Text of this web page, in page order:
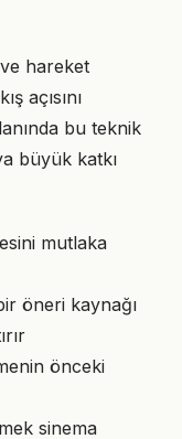
ve hareket
açısını
bu teknik
büyük katkı
mutlaka
öneri kaynağı
önceki
sinema